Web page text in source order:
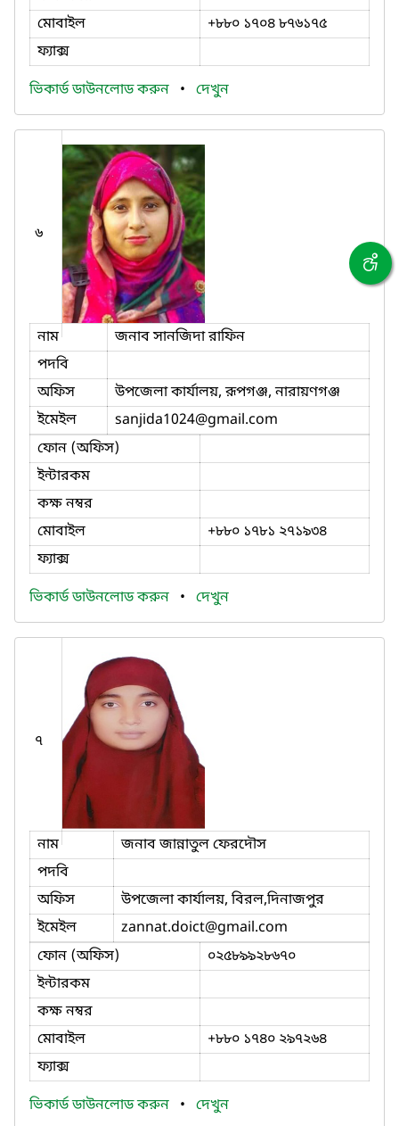
মোবাইল
+৮৮০ ১৭০৪ ৮৭৬১৭৫
ফ্যাক্স
ভিকার্ড ডাউনলোড করুন • দেখুন
৬
নাম
জনাব সানজিদা রাফিন
পদবি
অফিস
উপজেলা কার্যালয়, রূপগঞ্জ, নারায়ণগঞ্জ
ইমেইল
sanjida1024@gmail.com
ফোন (অফিস)
ইন্টারকম
কক্ষ নম্বর
মোবাইল
+৮৮০ ১৭৮১ ২৭১৯৩৪
ফ্যাক্স
ভিকার্ড ডাউনলোড করুন • দেখুন
৭
নাম
জনাব জান্নাতুল ফেরদৌস
পদবি
অফিস
উপজেলা কার্যালয়, বিরল,দিনাজপুর
ইমেইল
zannat.doict@gmail.com
ফোন (অফিস)
০২৫৮৯৯২৮৬৭০
ইন্টারকম
কক্ষ নম্বর
মোবাইল
+৮৮০ ১৭৪০ ২৯৭২৬৪
ফ্যাক্স
ভিকার্ড ডাউনলোড করুন • দেখুন